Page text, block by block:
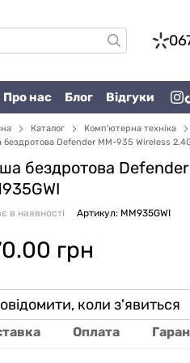
Про нас Блог Відгуки
Каталог Комп'ютерна техніка
Defender MM-935 Wireless
бездротова
в наявності Артикул: MM935GWI
грн
коли з'явиться
Оплата